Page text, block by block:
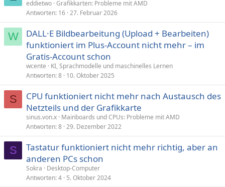
eddietwo Grafikkarten: Probleme mit AMD
Antworten 16 27. Februar 2026
W
DALL·E Bildbearbeitung (Upload + Bearbeiten)
funktioniert im Plus-Account nicht mehr – im
Gratis-Account schon
wcente
KI, Sprachmodelle und maschinelles Lernen
Antworten 8 10. Oktober 2025
S
CPU funktioniert nicht mehr nach Austausch des
Netzteils und der Grafikkarte
sinus.von.x Mainboards und CPUs: Probleme mit AMD
Antworten 8 29. Dezember 2022
S
Tastatur funktioniert nicht mehr richtig, aber an
anderen PCs schon
Sokra
Desktop-Computer
Antworten 4 5. Oktober 2024